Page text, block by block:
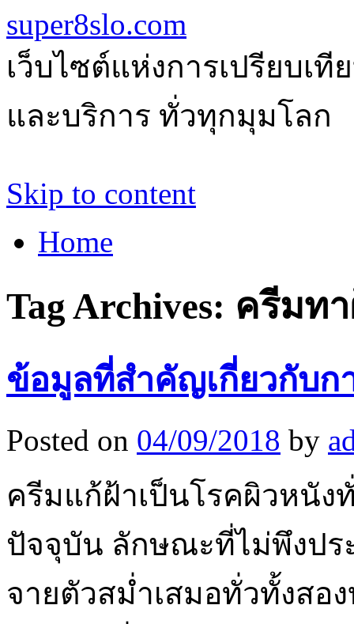
super8slo.com
เว็บไซต์แห่งการเปรียบเ
และบริการ ทั่วทุกมุมโลก
Skip to content
Home
Tag Archives: ครีมท
ข้อมูลที่สำคัญเกี่ยวกับก
Posted on 04/09/2018 by
ครีมแก้ฝ้าเป็นโรคผิวหนัง
ปัจจุบัน ลักษณะที่ไม่พึงปร
จายตัวสม่ำเสมอทั่วทั้งสอ